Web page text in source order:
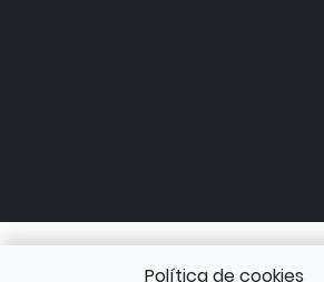
Política de cookies